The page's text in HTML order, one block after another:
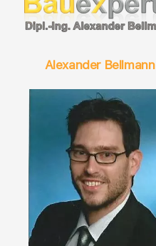
Alexander Bellmann